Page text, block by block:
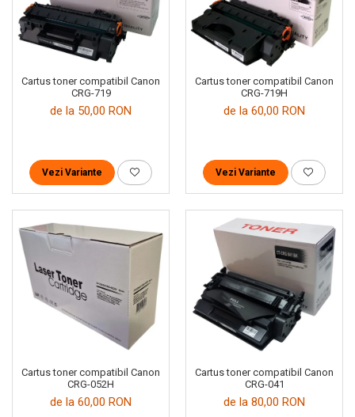
Cartus toner compatibil Canon
CRG-719
de la 50,00 RON
Vezi Variante
Cartus toner compatibil Canon
CRG-719H
de la 60,00 RON
Vezi Variante
Cartus toner compatibil Canon
CRG-052H
de la 60,00 RON
Cartus toner compatibil Canon
CRG-041
de la 80,00 RON